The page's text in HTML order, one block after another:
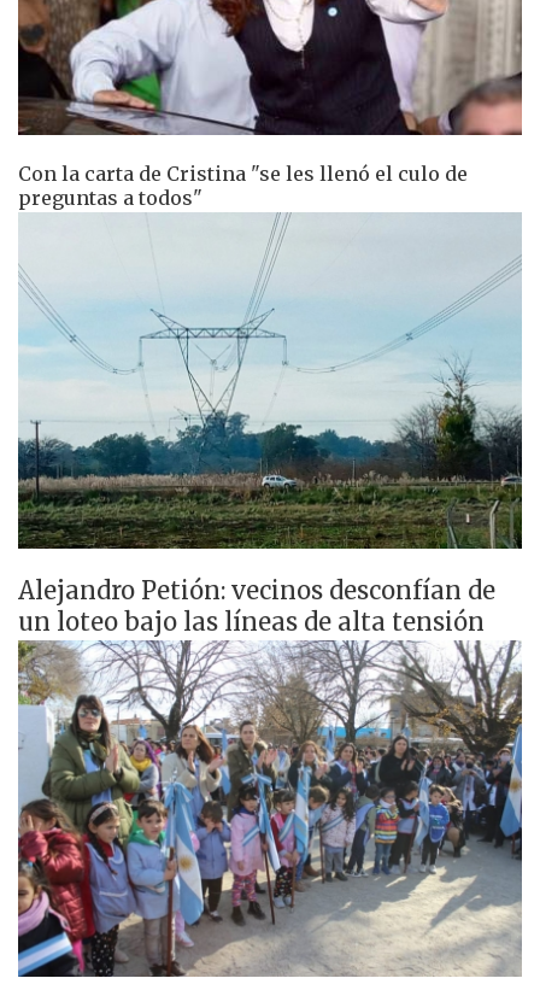
Con la carta de Cristina "se les llenó el culo de
preguntas a todos"
Alejandro Petión: vecinos desconfían de
un loteo bajo las líneas de alta tensión